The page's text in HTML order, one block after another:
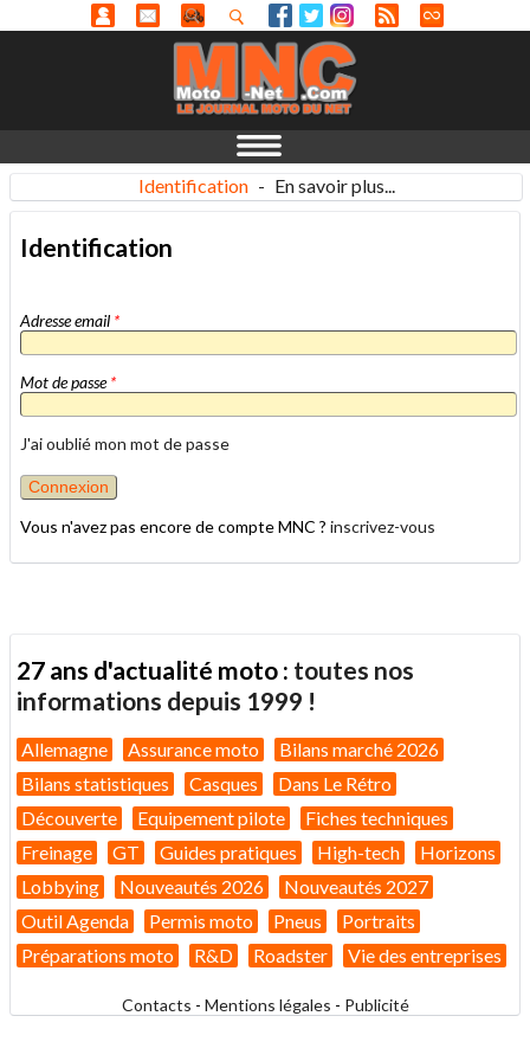
Identification - En savoir plus...
Identification
Adresse email *
Mot de passe*
J'ai oublié mon mot de passe
Vous n'avez pas encore de compte MNC ? inscrivez-vous
27 ans d'actualité moto : toutes nos
informations depuis 1999 !
Allemagne Assurance moto
Bilans marché 2026
Bilans statistiques
Casques
Dans Le Rétro
Découverte
Equipement pilote
Fiches techniques
Freinage
GT Guides pratiques High-tech
Horizons
Lobbying
Nouveautés 2026
Nouveautés 2027
Outil Agenda
Permis moto Pneus
Portraits
Préparations moto
R&D Roadster Vie des entreprises
Contacts - Mentions légales - Publicité